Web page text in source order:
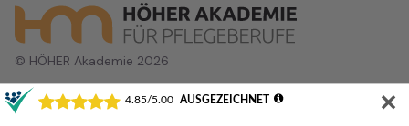
© HÖHER Akademie 2026
✕